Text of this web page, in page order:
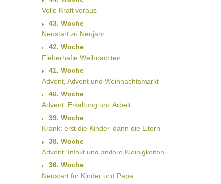
Volle Kraft voraus
43. Woche
Neustart zu Neujahr
42. Woche
Fieberhafte Weihnachten
41. Woche
Advent, Advent und Weihnachtsmarkt
40. Woche
Advent, Erkältung und Arbeit
39. Woche
Krank: erst die Kinder, dann die Eltern
38. Woche
Advent, Infekt und andere Kleinigkeiten
36. Woche
Neustart für Kinder und Papa